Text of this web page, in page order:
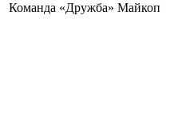
Команда «Дружба» Майкоп